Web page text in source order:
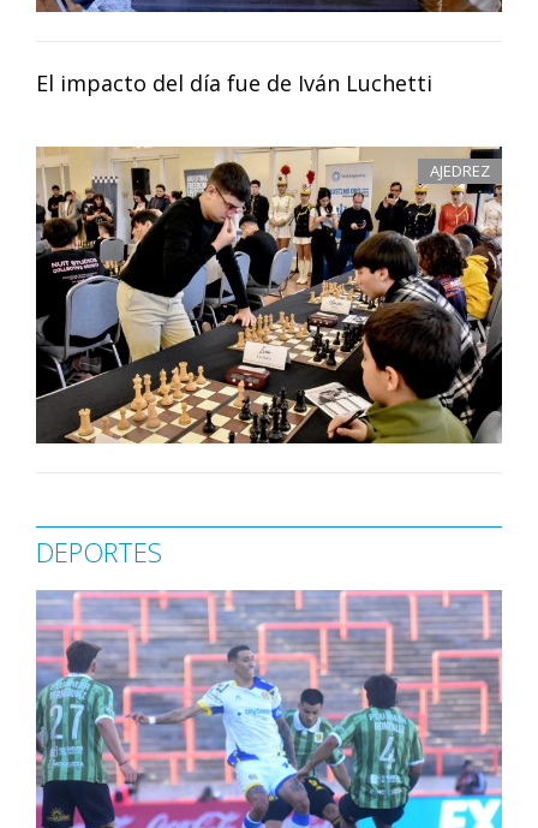
El impacto del día fue de Iván Luchetti
AJEDREZ
DEPORTES